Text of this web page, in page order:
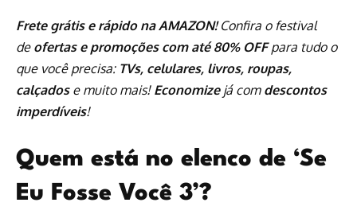
Frete grátis e rápido na AMAZON!Confira o festival
de ofertas e promoções com até 80% OFFpara tudo o
que você precisa: TVs, celulares, livros, roupas,
calçadose muito mais! Economizejá com descontos
imperdíveis!
Quem está no elenco de ‘Se
Eu Fosse Você 3’?